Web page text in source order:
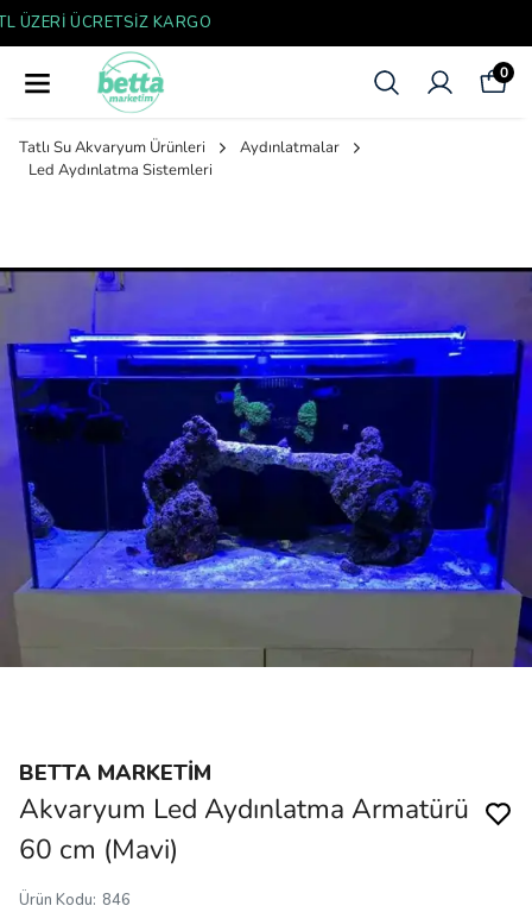
YENI SEZON ÜRÜNLER
0
Tatlı Su Akvaryum Ürünleri
Aydınlatmalar
Led Aydınlatma Sistemleri
BETTA MARKETİM
Akvaryum Led Aydınlatma Armatürü
60 cm (Mavi)
Ürün Kodu: 846